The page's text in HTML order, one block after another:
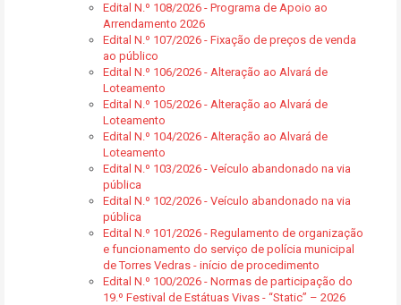
Edital N.º 108/2026 - Programa de Apoio ao
Arrendamento 2026
Edital N.º 107/2026 - Fixação de preços de venda
ao público
Edital N.º 106/2026 - Alteração ao Alvará de
Loteamento
Edital N.º 105/2026 - Alteração ao Alvará de
Loteamento
Edital N.º 104/2026 - Alteração ao Alvará de
Loteamento
Edital N.º 103/2026 - Veículo abandonado na via
pública
Edital N.º 102/2026 - Veículo abandonado na via
pública
Edital N.º 101/2026 - Regulamento de organização
e funcionamento do serviço de polícia municipal
de Torres Vedras - início de procedimento
Edital N.º 100/2026 - Normas de participação do
19.º Festival de Estátuas Vivas - “Static” – 2026